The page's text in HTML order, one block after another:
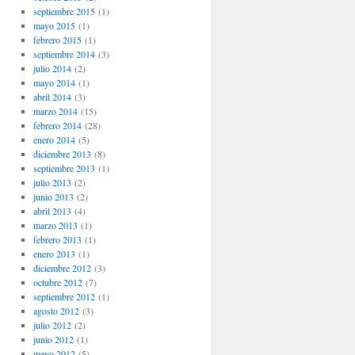
septiembre 2015(1)
mayo 2015(1)
febrero 2015(1)
septiembre 2014(3)
julio 2014(2)
mayo 2014(1)
abril 2014(3)
marzo 2014(15)
febrero 2014(28)
enero 2014(5)
diciembre 2013 (8)
septiembre 2013 (1)
julio 2013 (2)
junio 2013 (2)
abril 2013 (4)
marzo 2013 (1)
febrero 2013 (1)
enero 2013 (1)
diciembre 2012(3)
octubre 2012(7)
septiembre 2012(1)
agosto 2012(3)
julio 2012(2)
junio 2012(1)